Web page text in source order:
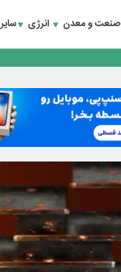
صنعت و معدن انرژی سایر